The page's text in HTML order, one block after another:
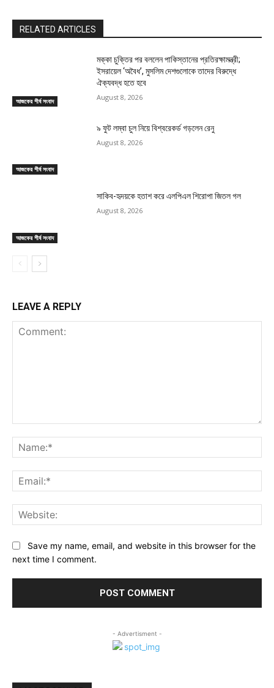
RELATED ARTICLES
আজকের শীর্ষ সংবাদ
মক্কা চুক্তির পর বললেন পাকিস্তানের প্রতিরক্ষামন্ত্রী;
ইসরায়েল ‘অবৈধ’, মুসলিম দেশগুলোকে তাদের বিরুদ্ধে
ঐক্যবদ্ধ হতে হবে
August 8, 2026
আজকের শীর্ষ সংবাদ
৯ ফুট লম্বা চুল নিয়ে বিশ্বরেকর্ড গড়লেন রেনু
August 8, 2026
আজকের শীর্ষ সংবাদ
সাকিব-হৃদয়কে হতাশ করে এলপিএল শিরোপা জিতল গল
August 8, 2026
LEAVE A REPLY
Save my name, email, and website in this browser for the
next time I comment.
- Advertisment -